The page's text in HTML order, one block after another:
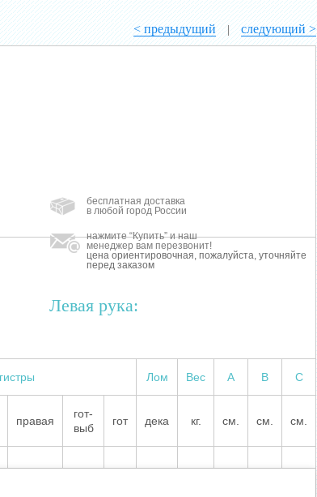
< предыдущий | следующий >
бесплатная доставка
в любой город России
нажмите “Купить” и наш
менеджер вам перезвонит!
цена ориентировочная, пожалуйста, уточняйте
перед заказом
Левая рука:
Лом Вес А В С
правая
гот-
выб
гот дека кг. см. см. см.